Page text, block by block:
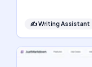
✍️Writing Assistant